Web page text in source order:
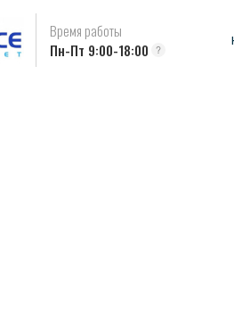
Пн-Пт 9:00-18:00
Время работы